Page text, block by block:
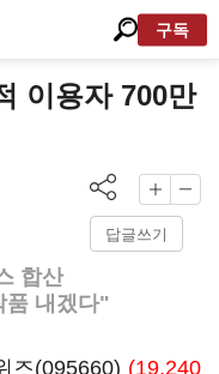
구독
이용자 700만
답글쓰기
합산
품 내겠다"
즈(095660) (19,240